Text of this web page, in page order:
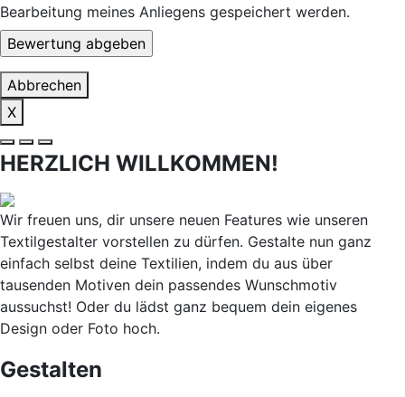
Bearbeitung meines Anliegens gespeichert werden.
Abbrechen
X
HERZLICH WILLKOMMEN!
Wir freuen uns, dir unsere neuen Features wie unseren
Textilgestalter vorstellen zu dürfen. Gestalte nun ganz
einfach selbst deine Textilien, indem du aus über
tausenden Motiven dein passendes Wunschmotiv
aussuchst! Oder du lädst ganz bequem dein eigenes
Design oder Foto hoch.
Gestalten